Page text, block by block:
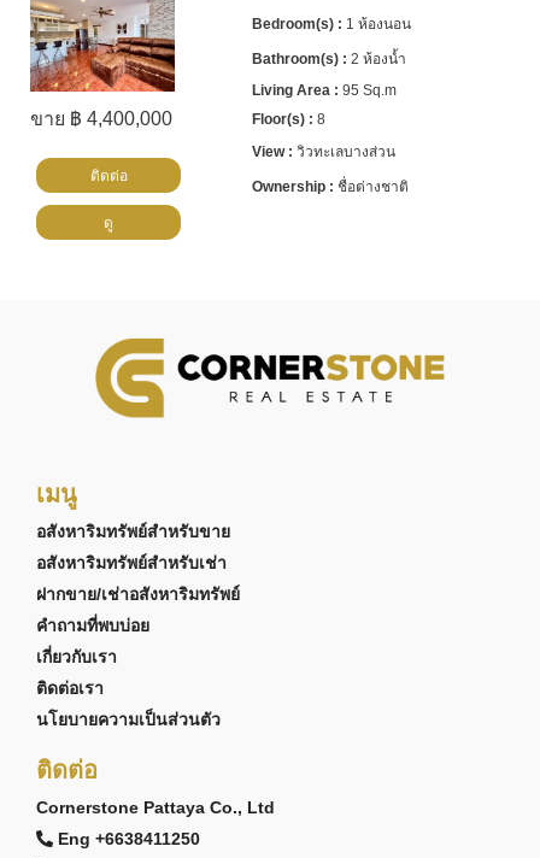
ขาย ฿ 4,400,000
1 ห้องนอน
2 ห้องน้ำ
95 Sq.m
8
วิวทะเลบางส่วน
ชื่อต่างชาติ
ติดต่อ
ดู
เมนู
อสังหาริมทรัพย์สำหรับขาย
อสังหาริมทรัพย์สำหรับเช่า
ฝากขาย/เช่าอสังหาริมทรัพย์
คำถามที่พบบ่อย
เกี่ยวกับเรา
ติดต่อเรา
นโยบายความเป็นส่วนตัว
ติดต่อ
Cornerstone Pattaya Co., Ltd
Eng +6638411250